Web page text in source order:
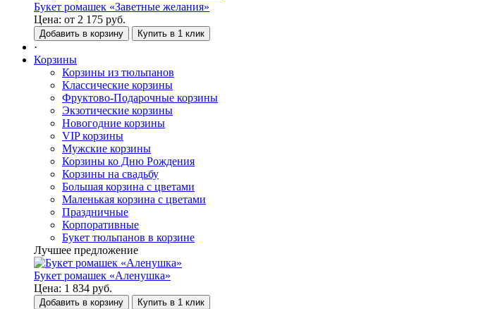
Букет ромашек «Заветные желания»
Цена: от 2 175 руб.
Добавить в корзину Купить в 1 клик
·
Корзины
Корзины из тюльпанов
Классические корзины
Фруктово-Подарочные корзины
Экзотические корзины
Новогодние корзины
VIP корзины
Мужские корзины
Корзины ко Дню Рождения
Корзины на свадьбу
Большая корзина с цветами
Маленькая корзина с цветами
Праздничные
Корпоративные
Букет тюльпанов в корзине
Лучшее предложение
Букет ромашек «Аленушка»
Цена: 1 834 руб.
Добавить в корзину Купить в 1 клик